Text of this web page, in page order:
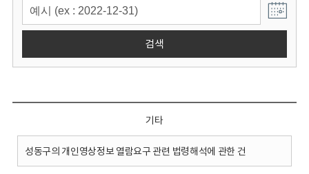
검색
기타
성동구의 개인영상정보 열람요구 관련 법령해석에 관한 건